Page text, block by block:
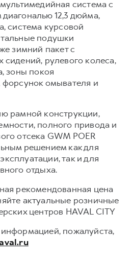
система с
12,3 дюйма,
система курсовой
подушки
зимний пакет с
сидений, рулевого колеса,
зоны покоя
форсунок омывателя и
рамной конструкции,
полного привода и
отсека GWM POER
решением как для
так и для
отдыха.
рекомендованная цена
актуальные розничные
центров HAVAL CITY
пожалуйста,